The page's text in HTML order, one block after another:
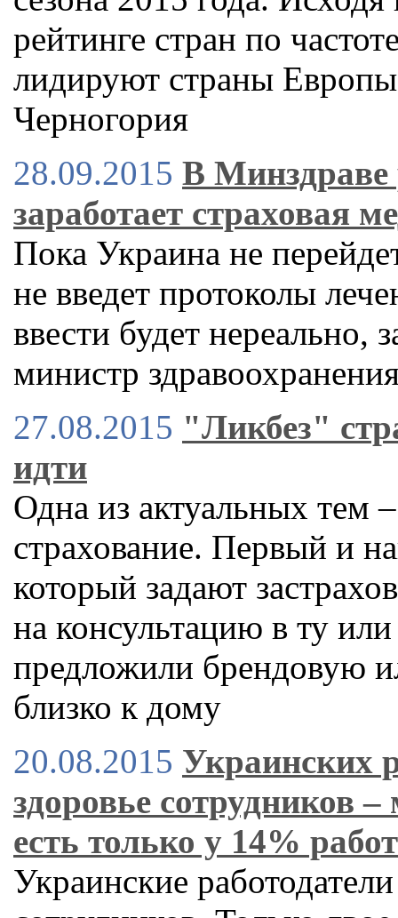
рейтинге стран по
лидируют страны
Черногория
28.09.2015 В Минздраве
заработает страховая
Пока Украина не
не введет протоколы
ввести будет нереально,
министр
27.08.2015 "Ликбез"
идти
Одна из актуальных тем
страхование. Первый и
который задают
на консультацию в ту
предложили брендовую
близко к дому
20.08.2015 Украинских
здоровье сотрудников
есть только у 14%
Украинские